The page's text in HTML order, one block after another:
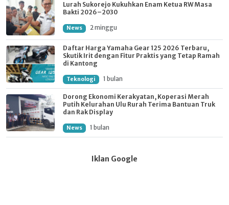
Lurah Sukorejo Kukuhkan Enam Ketua RW Masa
Bakti 2026–2030
News 2 minggu
Daftar Harga Yamaha Gear 125 2026 Terbaru,
Skutik Irit dengan Fitur Praktis yang Tetap Ramah
di Kantong
Teknologi 1 bulan
Dorong Ekonomi Kerakyatan, Koperasi Merah
Putih Kelurahan Ulu Rurah Terima Bantuan Truk
dan Rak Display
News 1 bulan
Iklan Google